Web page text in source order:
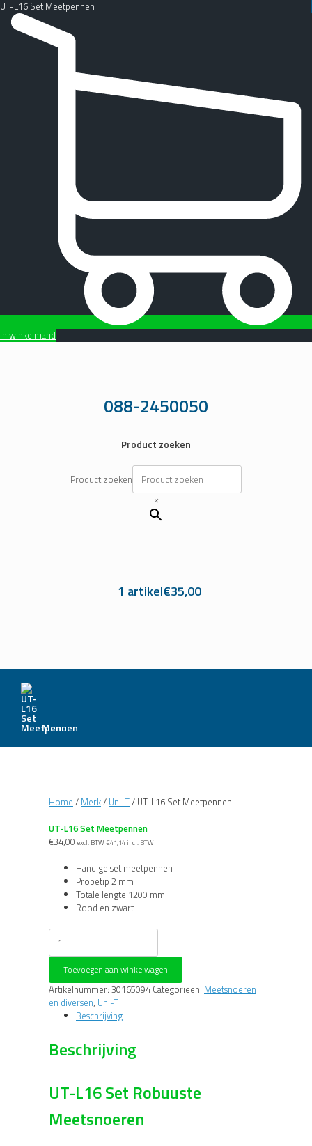
UT-L16 Set Meetpennen
In winkelmand
088-2450050
Product zoeken
Product zoeken
×
1 artikel€35,00
Menu
Home / Merk/ Uni-T/ UT-L16 Set Meetpennen
UT-L16 Set Meetpennen
€34,00 excl. BTW €41,14 incl. BTW
Handige set meetpennen
Probetip 2 mm
Totale lengte 1200 mm
Rood en zwart
UT-
L16
Set
Meetpennen
aantal
Toevoegen aan winkelwagen
Artikelnummer: 30165094 Categorieën: Meetsnoeren
en diversen, Uni-T
Beschrijving
Beschrijving
UT-L16 Set Robuuste
Meetsnoeren